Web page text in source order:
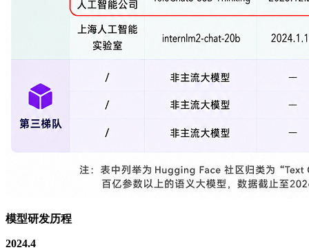
模型研发历程
2024.4